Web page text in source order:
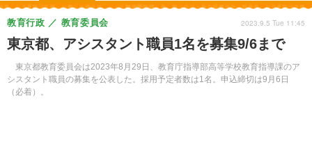
東京都、アシスタント職員1名を募集9/6まで
東京都教育委員会は2023年8月29日、教育庁指導部高等学校教育指導課のア
シスタント職員の募集を公表した。採用予定者数は1名。申込締切は9月6日
（必着）。
教育行政 教育委員会 2023.9.5 Tue 11:45